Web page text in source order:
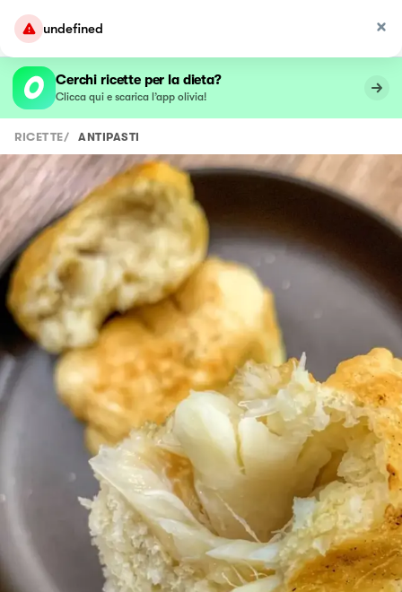
undefined
Cerchi ricette per la dieta?
Clicca qui e scarica l’app olivia!
RICETTE/ ANTIPASTI